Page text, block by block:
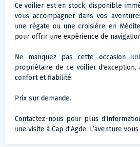
Ce voilier est en stock, disponible
vous accompagner dans vos
une régate ou une croisière en
pour offrir une expérience de
Ne manquez pas cette occasion
propriétaire de ce voilier d'exception,
confort et fiabilité.
Prix sur demande.
Contactez-nous pour plus
une visite à Cap d’Agde. L’aventure